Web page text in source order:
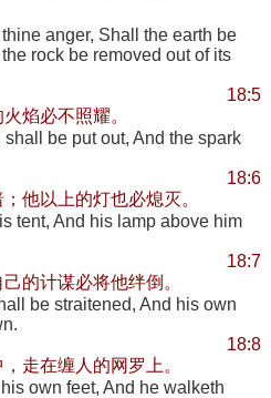
anger, Shall the earth be
rock be removed out of its
18:5
焰必不照耀。
be put out, And the spark
18:6
他以上的灯也必熄灭。
tent, And his lamp above him
18:7
的计谋必将他绊倒。
be straitened, And his own
18:8
走在缠人的网罗上。
own feet, And he walketh